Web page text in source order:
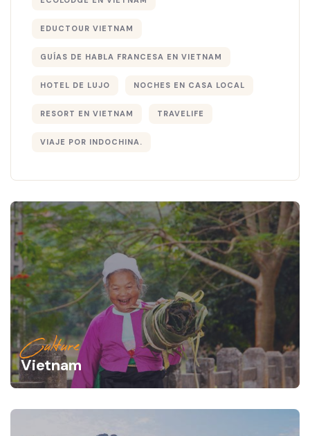
EDUCTOUR VIETNAM
GUÍAS DE HABLA FRANCESA EN VIETNAM
HOTEL DE LUJO NOCHES EN CASA LOCAL
RESORT EN VIETNAM TRAVELIFE
VIAJE POR INDOCHINA.
Culture
Vietnam